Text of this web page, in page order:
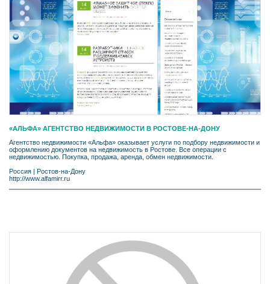
«АЛЬФА» АГЕНТСТВО НЕДВИЖИМОСТИ В РОСТОВЕ-НА-ДОНУ
Агентство недвижимости «Альфа» оказывает услуги по подбору недвижимости и
оформлению документов на недвижимость в Ростове. Все операции с
недвижимостью. Покупка, продажа, аренда, обмен недвижимости.
Россия | Ростов-на-Дону
http://www.alfamirr.ru